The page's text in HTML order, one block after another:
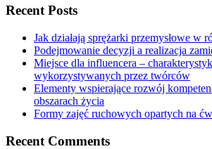
Recent Posts
Jak działają sprężarki przemysłowe w
Podejmowanie decyzji a realizacja
Miejsce dla influencera –
wykorzystywanych przez twórców
Elementy wspierające rozwój
obszarach życia
Formy zajęć ruchowych opartych na
Recent Comments